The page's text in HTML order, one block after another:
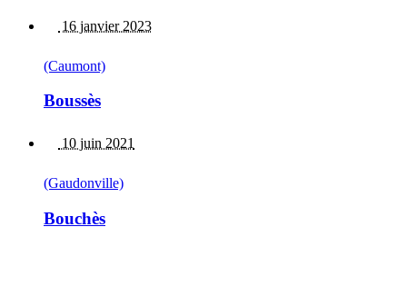
16 janvier 2023
(Caumont)
Boussès
10 juin 2021
(Gaudonville)
Bouchès